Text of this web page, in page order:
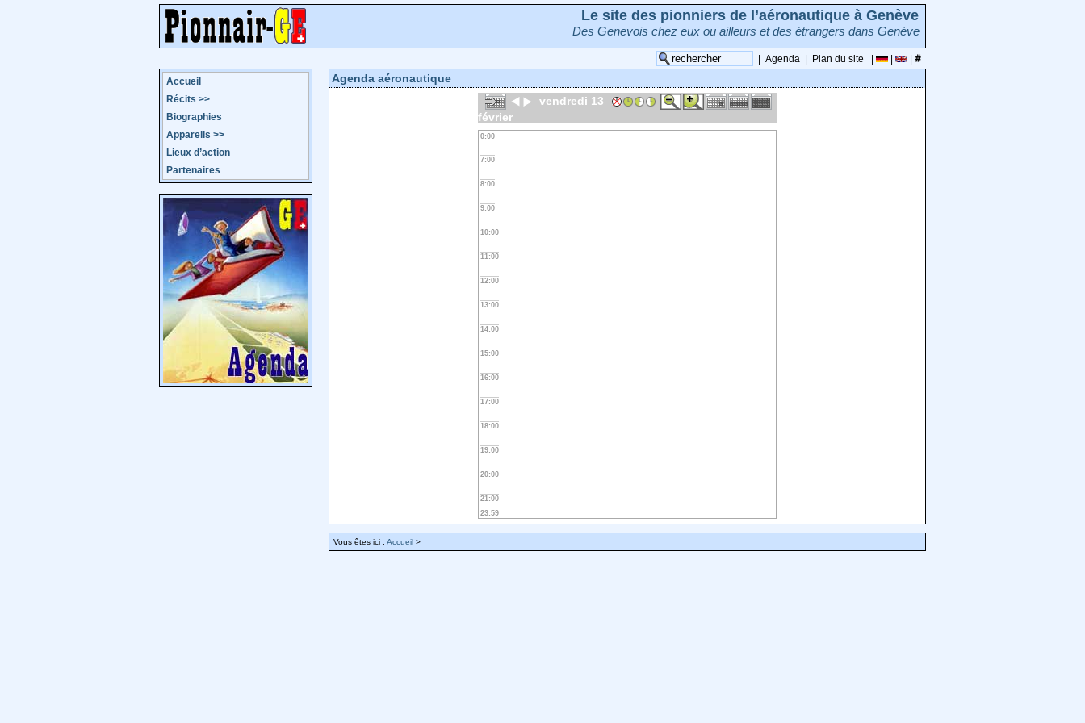
Le site des pionniers de l’aéronautique à Genève
Des Genevois chez eux ou ailleurs et des étrangers dans Genève
Agenda Plan du site
Accueil
Récits >>
Biographies
Appareils >>
Lieux d’action
Partenaires
Agenda aéronautique
vendredi 13
février
0:00
7:00
8:00
9:00
10:00
11:00
12:00
13:00
14:00
15:00
16:00
17:00
18:00
19:00
20:00
21:00
23:59
Vous êtes ici : Accueil >